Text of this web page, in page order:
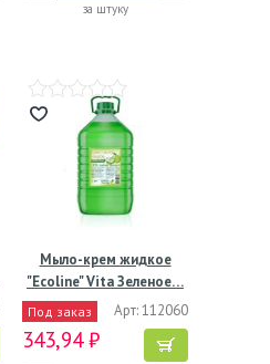
за штуку
Мыло-крем жидкое
"Ecoline" Vita Зеленое…
Под заказ Арт: 112060
343,94 ₽